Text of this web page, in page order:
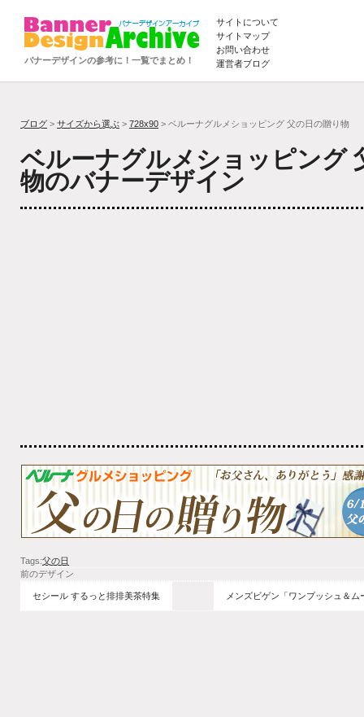
バナーデザインの参考に！一覧でまとめ！
サイトについて
サイトマップ
お問い合わせ
運営者ブログ
ブログ > サイズから選ぶ > 728x90 > ベルーナグルメショッピング 父の日の贈り物
ベルーナグルメショッピング
物のバナーデザイン
Tags:父の日
前のデザイン
セシール するっと排排美茶特集 メンズビゲン「ワンプッシュ＆